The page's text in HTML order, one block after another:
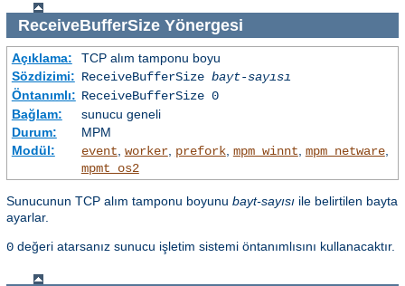
ReceiveBufferSizeYönergesi
Açıklama:
TCP alım tamponu boyu
Sözdizimi: ReceiveBufferSize bayt-sayısı
Öntanımlı: ReceiveBufferSize 0
Bağlam:
sunucu geneli
Durum:
MPM
Modül:
event worker, prefork, mpm_winnt mpm_netware,
mpmt_os2
Sunucunun TCP alım tamponu boyunu bayt-sayısı ile belirtilen bayta
ayarlar.
0 değeri atarsanız sunucu işletim sistemi öntanımlısını kullanacaktır.